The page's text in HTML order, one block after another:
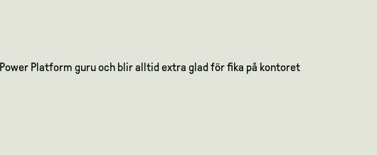
Power Platform guru och blir alltid extra glad för fika på kontoret